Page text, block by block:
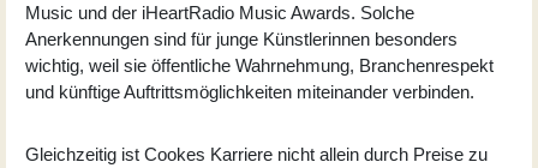
Music und der iHeartRadio Music Awards. Solche
Anerkennungen sind für junge Künstlerinnen besonders
wichtig, weil sie öffentliche Wahrnehmung, Branchenrespekt
und künftige Auftrittsmöglichkeiten miteinander verbinden.
Gleichzeitig ist Cookes Karriere nicht allein durch Preise zu